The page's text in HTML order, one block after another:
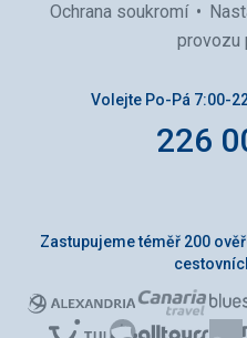
Ochrana soukromí
provozu
Volejte Po-Pá 7:00-
226
Zastupujeme téměř 200